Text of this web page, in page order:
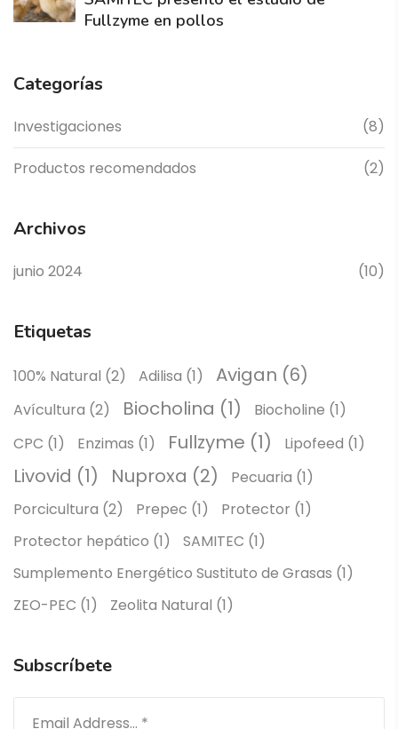
Fullzyme en pollos
Categorías
Investigaciones (8)
Productos recomendados (2)
Archivos
junio 2024 (10)
Etiquetas
100% Natural (2) Adilisa (1) Avigan (6)
Avícultura (2) Biocholina (1) Biocholine (1)
CPC (1) Enzimas (1) Fullzyme (1) Lipofeed (1)
Livovid (1) Nuproxa (2) Pecuaria (1)
Porcicultura (2) Prepec (1) Protector (1)
Protector hepático (1) SAMITEC (1)
Sumplemento Energético Sustituto de Grasas (1)
ZEO-PEC (1) Zeolita Natural (1)
Subscríbete